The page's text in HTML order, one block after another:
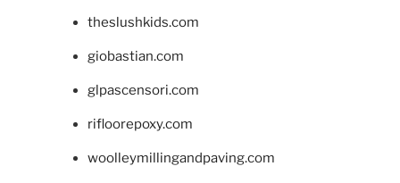
theslushkids.com
giobastian.com
glpascensori.com
rifloorepoxy.com
woolleymillingandpaving.com